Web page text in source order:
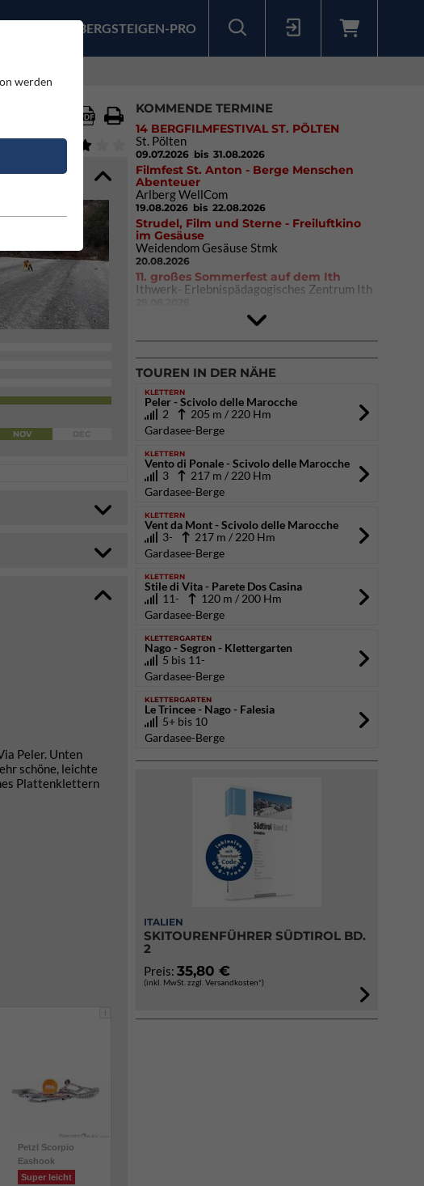
BERGSTEIGEN-PRO
NOV
Peler. Unten
schöne, leichte
Plattenklettern
i
Petzl Scorpio
Eashook
Super leicht
KOMMENDE TERMINE
14 BERGFILMFESTIVAL ST. PÖLTEN
St. Pölten
09.07.2026 bis 31.08.2026
Filmfest St. Anton - Berge Menschen
Abenteuer
Arlberg WellCom
19.08.2026 bis 22.08.2026
Strudel, Film und Sterne - Freiluftkino
im Gesäuse
Weidendom Gesäuse Stmk
20.08.2026
11. großes Sommerfest auf dem Ith
Ithwerk- Erlebnispädagogisches Zentrum Ith
02.10.2026bis 04.10.2026
TOUREN IN DER NÄHE
KLETTERN
Peler - Scivolo delle Marocche
2
205 m / 220 Hm
Gardasee-Berge
KLETTERN
Vento di Ponale - Scivolo delle Marocche
3
217 m / 220 Hm
Gardasee-Berge
KLETTERN
Vent da Mont - Scivolo delle Marocche
3-
217 m / 220 Hm
Gardasee-Berge
KLETTERN
Stile di Vita - Parete Dos Casina
11-
120 m / 200 Hm
Gardasee-Berge
KLETTERGARTEN
Nago - Segron - Klettergarten
5 bis 11-
Gardasee-Berge
KLETTERGARTEN
Le Trincee - Nago - Falesia
5+ bis 10
Gardasee-Berge
ITALIEN
SKITOURENFÜHRER SÜDTIROL BD.
2
Preis: 35,80 €
(inkl. MwSt. zzgl. Versandkosten*)
werden